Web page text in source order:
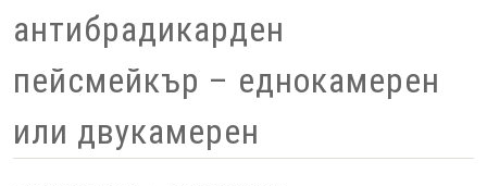
антибрадикарден
пейсмейкър – еднокамерен
или двукамерен